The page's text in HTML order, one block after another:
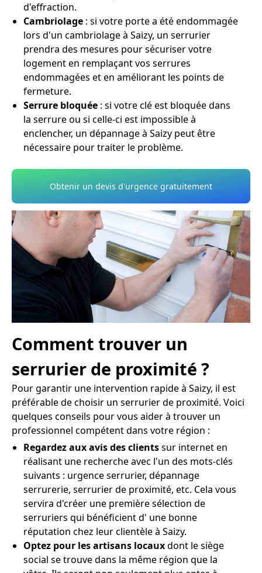
d'effraction.
Cambriolage : si votre porte a été endommagée
lors d'un cambriolage à Saizy, un serrurier
prendra des mesures pour sécuriser votre
logement en remplaçant vos serrures
endommagées et en améliorant les points de
fermeture.
Serrure bloquée : si votre clé est bloquée dans
la serrure ou si celle-ci est impossible à
enclencher, un dépannage à Saizy peut être
nécessaire pour traiter le problème.
Obtenir un devis d'urgence gratuitement
Comment trouver un
serrurier de proximité ?
Pour garantir une intervention rapide à Saizy, il est
préférable de choisir un serrurier de proximité. Voici
quelques conseils pour vous aider à trouver un
professionnel compétent dans votre région :
Regardez aux avis des clientssur internet en
réalisant une recherche avec l'un des mots-clés
suivants : urgence serrurier, dépannage
serrurerie, serrurier de proximité, etc. Cela vous
servira d'créer une première sélection de
serruriers qui bénéficient d' une bonne
réputation chez leur clientèle à Saizy.
Optez pour les artisans locauxdont le siège
social se trouve dans la même région que la